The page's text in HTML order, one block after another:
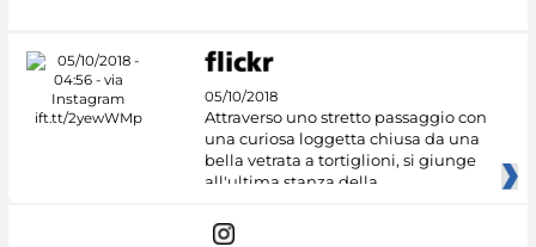
05/10/2018
Attraverso uno stretto passaggio con
una curiosa loggetta chiusa da una
bella vetrata a tortiglioni, si giunge
all'ultima stanza della